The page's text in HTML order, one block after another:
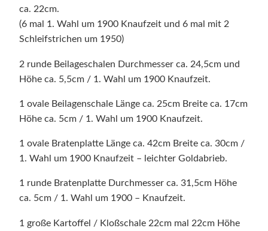
ca. 22cm.
(6 mal 1. Wahl um 1900 Knaufzeit und 6 mal mit 2
Schleifstrichen um 1950)
2 runde Beilageschalen Durchmesser ca. 24,5cm und
Höhe ca. 5,5cm / 1. Wahl um 1900 Knaufzeit.
1 ovale Beilagenschale Länge ca. 25cm Breite ca. 17cm
Höhe ca. 5cm / 1. Wahl um 1900 Knaufzeit.
1 ovale Bratenplatte Länge ca. 42cm Breite ca. 30cm /
1. Wahl um 1900 Knaufzeit – leichter Goldabrieb.
1 runde Bratenplatte Durchmesser ca. 31,5cm Höhe
ca. 5cm / 1. Wahl um 1900 – Knaufzeit.
1 große Kartoffel / Kloßschale 22cm mal 22cm Höhe